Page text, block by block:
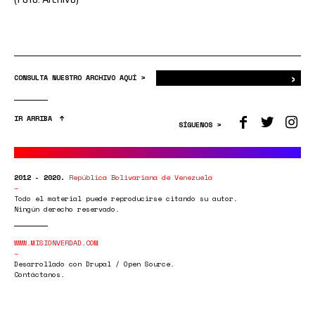
CONSULTA NUESTRO ARCHIVO AQUÍ > ›
IR ARRIBA
SÍGUENOS >
2012 - 2020. República Bolivariana de Venezuela
Todo el material puede reproducirse citando su autor.
Ningún derecho reservado.
WWW.MISIONVERDAD.COM
Desarrollado con Drupal / Open Source.
Contáctanos.